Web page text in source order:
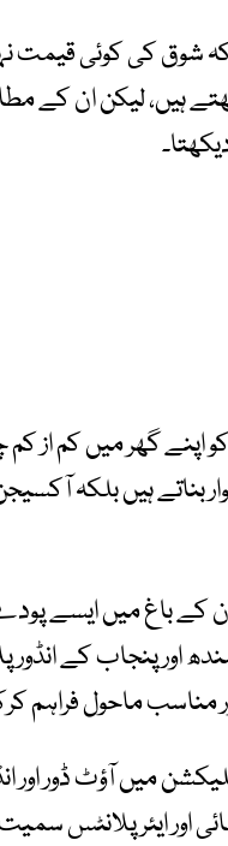
کی کوئی قیمت
ہیں، لیکن ان کے
اپنے گھر میں کم از
بناتے ہیں بلکہ
باغ میں ایسے
اور پنجاب کے
مناسب ماحول
میں آؤٹ ڈور
اور ایئر پلانٹس